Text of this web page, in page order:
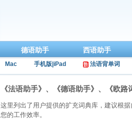
德语助手 西语助手
Mac 手机版|iPad 法语背单词
《法语助手》、《德语助手》、《欧
这里列出了用户提供的扩充词典库，建议根
您的工作效率。